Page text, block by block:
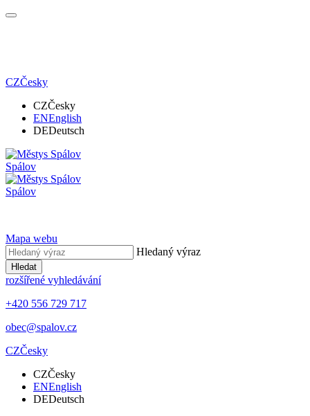
CZČesky
CZČesky
ENEnglish
DEDeutsch
Spálov
Spálov
Mapa webu
Hledaný výraz
Hledat
rozšířené vyhledávání
+420 556 729 717
obec@spalov.cz
CZČesky
CZČesky
ENEnglish
DEDeutsch